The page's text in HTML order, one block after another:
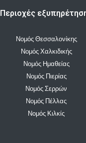
Περιοχές
Νομός Θεσσαλονίκης
Νομός Χαλκιδικής
Νομός Ημαθείας
Νομός Πιερίας
Νομός Σερρών
Νομός Πέλλας
Νομός Κιλκίς